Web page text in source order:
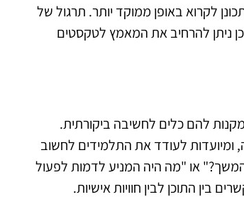
לקרוא באופן ממוקד יותר. תרגול של
ניתן להרחיב את המאמץ לטקסטים
להם כלים לחשיבה ביקורתית.
ומיועדות לעודד את התלמידים לחשוב
או "מה היה המניע לדמות לפעול
בין התוכן לבין חוויות אישיות.